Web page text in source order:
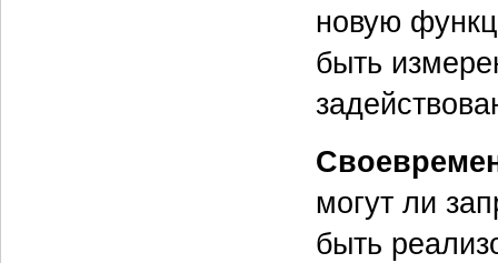
новую
быть
могут ли
быть